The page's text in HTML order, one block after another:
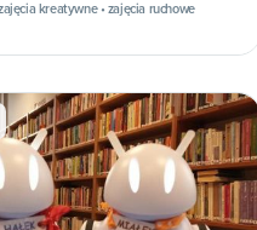
kreatywne • zajęcia ruchowe